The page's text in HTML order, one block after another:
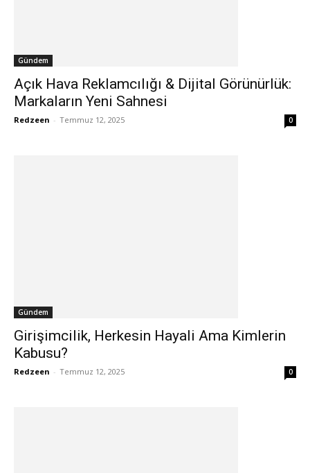
Gündem
Açık Hava Reklamcılığı & Dijital Görünürlük:
Markaların Yeni Sahnesi
Redzeen - Temmuz 12, 2025 0
Gündem
Girişimcilik, Herkesin Hayali Ama Kimlerin
Kabusu?
Redzeen - Temmuz 12, 2025 0